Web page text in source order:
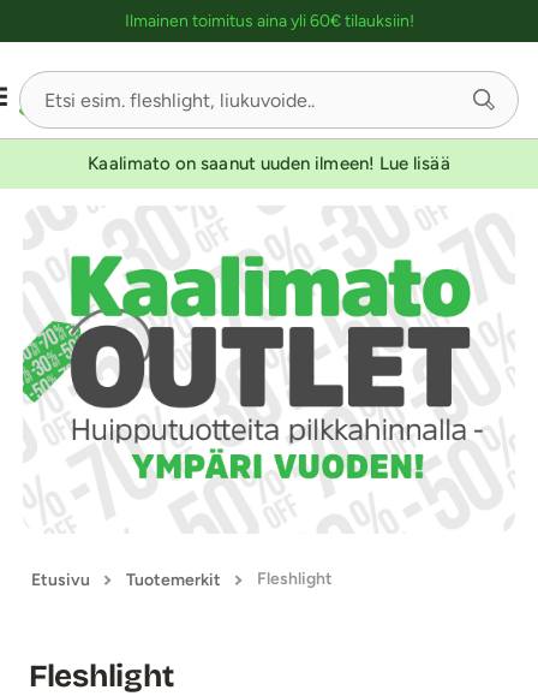
Ilmainen toimitus aina yli 60€ tilauksiin!
Kaalimato on saanut uuden ilmeen! Lue lisää
Etusivu Tuotemerkit Fleshlight
Fleshlight
Sivu 1/3